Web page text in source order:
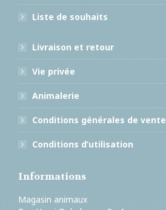
Liste de souhaits
Livraison et retour
Vie privée
Animalerie
Conditions générales de vente
Conditions d’utilisation
Informations
Magasin animaux